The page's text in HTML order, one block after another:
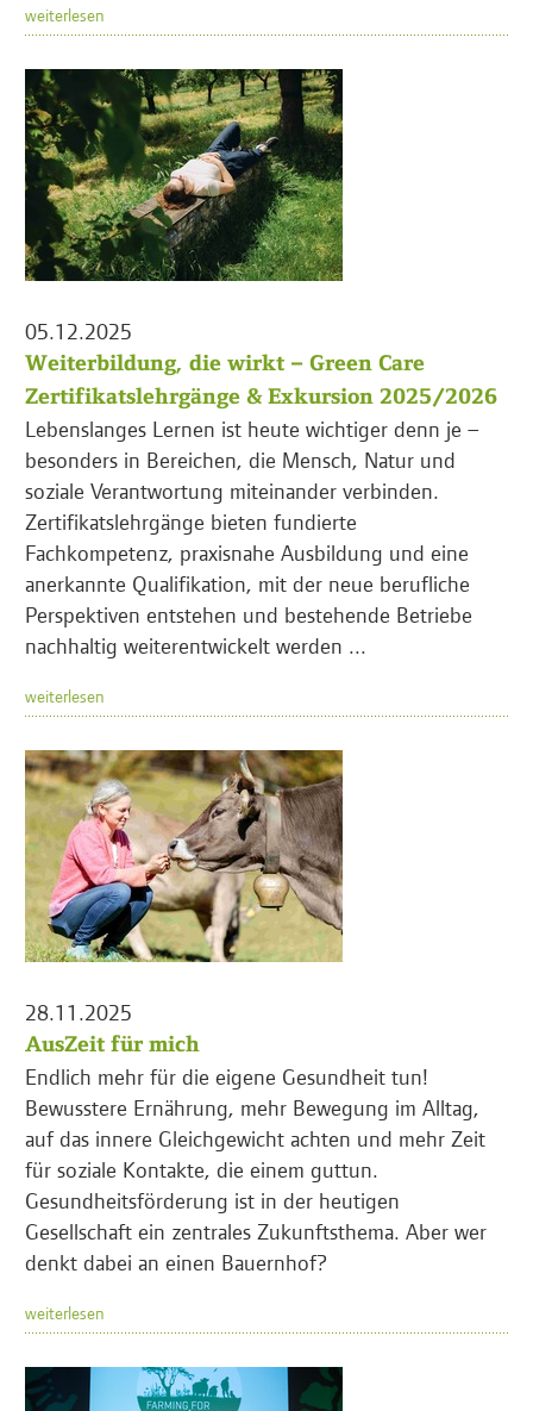
weiterlesen
05.12.2025
Weiterbildung, die wirkt – Green Care
Zertifikatslehrgänge & Exkursion 2025/2026
Lebenslanges Lernen ist heute wichtiger denn je –
besonders in Bereichen, die Mensch, Natur und
soziale Verantwortung miteinander verbinden.
Zertifikatslehrgänge bieten fundierte
Fachkompetenz, praxisnahe Ausbildung und eine
anerkannte Qualifikation, mit der neue berufliche
Perspektiven entstehen und bestehende Betriebe
nachhaltig weiterentwickelt werden ...
weiterlesen
28.11.2025
AusZeit für mich
Endlich mehr für die eigene Gesundheit tun!
Bewusstere Ernährung, mehr Bewegung im Alltag,
auf das innere Gleichgewicht achten und mehr Zeit
für soziale Kontakte, die einem guttun.
Gesundheitsförderung ist in der heutigen
Gesellschaft ein zentrales Zukunftsthema. Aber wer
denkt dabei an einen Bauernhof?
weiterlesen